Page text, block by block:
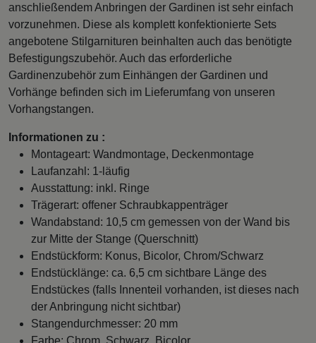
anschließendem Anbringen der Gardinen ist sehr einfach
vorzunehmen. Diese als komplett konfektionierte Sets
angebotene Stilgarnituren beinhalten auch das benötigte
Befestigungszubehör. Auch das erforderliche
Gardinenzubehör zum Einhängen der Gardinen und
Vorhänge befinden sich im Lieferumfang von unseren
Vorhangstangen.
Informationen zu :
Montageart: Wandmontage, Deckenmontage
Laufanzahl: 1-läufig
Ausstattung: inkl. Ringe
Trägerart: offener Schraubkappenträger
Wandabstand: 10,5 cm gemessen von der Wand bis
zur Mitte der Stange (Querschnitt)
Endstückform: Konus, Bicolor, Chrom/Schwarz
Endstücklänge: ca. 6,5 cm sichtbare Länge des
Endstückes (falls Innenteil vorhanden, ist dieses nach
der Anbringung nicht sichtbar)
Stangendurchmesser: 20 mm
Farbe: Chrom, Schwarz, Bicolor